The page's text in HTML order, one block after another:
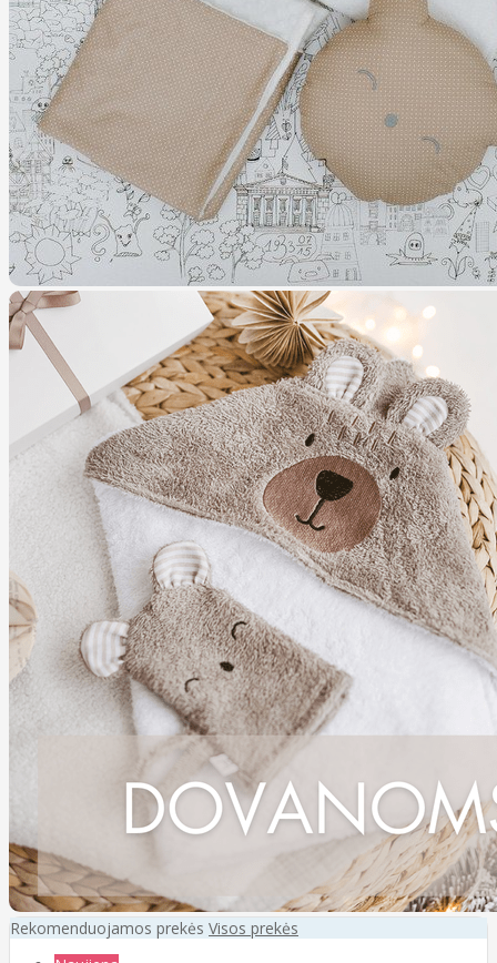
Rekomenduojamos prekės Visos prekės